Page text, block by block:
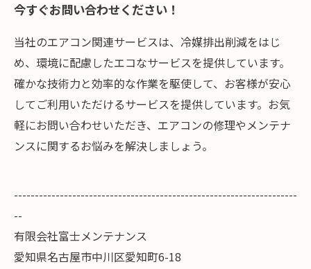
今すぐお問い合わせください！
当社のエアコン関連サービスは、冷媒排出削減をはじ
め、環境に配慮したエコなサービスを提供しています。
確かな技術力と効率的な作業を駆使して、お客様が安心
してご利用いただけるサービスを提供しています。お気
軽にお問い合わせいただき、エアコンの修理やメンテナ
ンスに関するお悩みを解決しましょう。
--------------------------------------------------------------------
--
有限会社富士メンテナンス
愛知県名古屋市中川区愛知町6-18